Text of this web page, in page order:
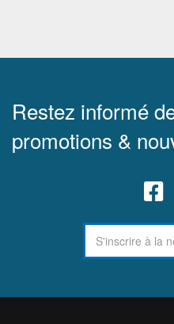
Restez informé
promotions &